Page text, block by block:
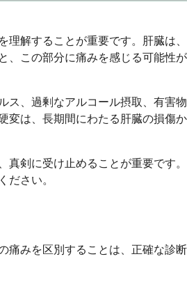
解することが重要です。肝臓は、
、この部分に痛みを感じる可能性が
ス、過剰なアルコール摂取、有害物
変は、長期間にわたる肝臓の損傷か
剣に受け止めることが重要です。
ださい。
痛みを区別することは、正確な診断